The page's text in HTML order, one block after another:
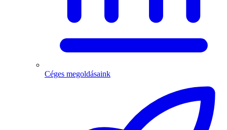
Céges megoldásaink